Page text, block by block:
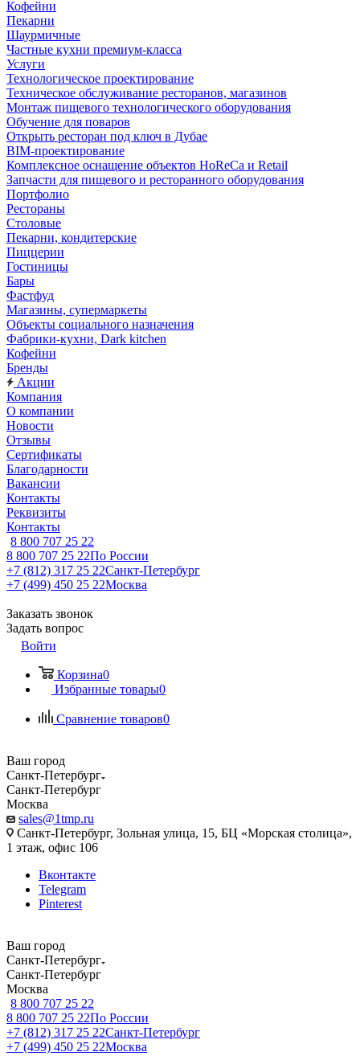
Кофейни
Пекарни
Шаурмичные
Частные кухни премиум-класса
Услуги
Технологическое проектирование
Техническое обслуживание ресторанов, магазинов
Монтаж пищевого технологического оборудования
Обучение для поваров
Открыть ресторан под ключ в Дубае
BIM-проектирование
Комплексное оснащение объектов HoReCa и Retail
Запчасти для пищевого и ресторанного оборудования
Портфолио
Рестораны
Столовые
Пекарни, кондитерские
Пиццерии
Гостиницы
Бары
Фастфуд
Магазины, супермаркеты
Объекты социального назначения
Фабрики-кухни, Dark kitchen
Кофейни
Бренды
Акции
Компания
О компании
Новости
Отзывы
Сертификаты
Благодарности
Вакансии
Контакты
Реквизиты
Контакты
8 800 707 25 22
8 800 707 25 22По России
+7 (812) 317 25 22Санкт-Петербург
+7 (499) 450 25 22Москва
Заказать звонок
Задать вопрос
Войти
Корзина0
Избранные товары0
Сравнение товаров0
Ваш город
Санкт-Петербург
Санкт-Петербург
Москва
sales@1tmp.ru
Санкт-Петербург, Зольная улица, 15, БЦ «Морская столица»,
1 этаж, офис 106
Вконтакте
Telegram
Pinterest
Ваш город
Санкт-Петербург
Санкт-Петербург
Москва
8 800 707 25 22
8 800 707 25 22По России
+7 (812) 317 25 22Санкт-Петербург
+7 (499) 450 25 22Москва